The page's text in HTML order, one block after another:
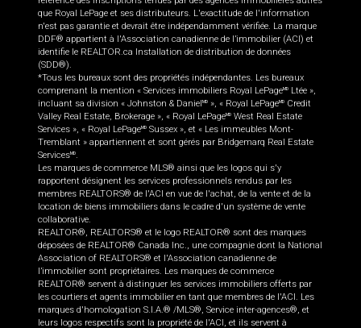
que Royal LePage et ses distributeurs. L'exactitude de l'information
n'est pas garantie et devrait être indépendamment vérifiée. La marque
DDF® appartient à l'Association canadienne de l’immobilier (ACI) et
identifie le REALTOR.ca Installation de distribution de données
(SDD®).
*Tous les bureaux sont des propriétés indépendantes. Les bureaux
comprenant la mention « Services immobiliers Royal LePageMD
Ltée »,
incluant sa division « Johnston & Daniel MD », « Royal LePageMD
Credit
Valley Real Estate, Brokerage », « Royal LePageMD West Real Estate
Services », « Royal LePageMD Sussex », et « Les immeubles Mont-
Tremblant » appartiennent et sont gérés par Bridgemarq Real Estate
ServicesMD.
Les marques de commerce MLS® ainsi que les logos qui s'y
rapportent désignent les services professionnels rendus par les
membres REALTORS® de l'ACI en vue de l'achat, de la vente et de la
location de biens immobiliers dans le cadre d'un système de vente
collaborative.
REALTOR®, REALTORS® et le logo REALTOR® sont des marques
déposées de REALTOR® Canada Inc., une compagnie dont la National
Association of REALTORS® et l'Association canadienne de
l’immobilier sont propriétaires. Les marques de commerce
REALTOR® servent à distinguer les services immobiliers offerts par
les courtiers et agents immobilier en tant que membres de l'ACI. Les
marques d'homologation S.I.A.® /MLS®, Service inter-agences®, et
leurs logos respectifs sont la propriété de l'ACI, et ils servent à